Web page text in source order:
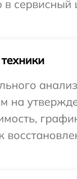
в сервисный
на